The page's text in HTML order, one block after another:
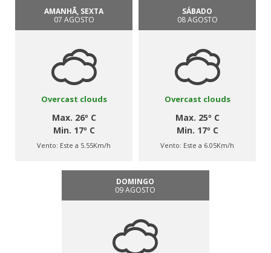
AMANHÃ, SEXTA
07 AGOSTO
Overcast clouds
Max. 26º C
Min. 17º C
Vento: Este a 5.55Km/h
SÁBADO
08 AGOSTO
Overcast clouds
Max. 25º C
Min. 17º C
Vento: Este a 6.05Km/h
DOMINGO
09 AGOSTO